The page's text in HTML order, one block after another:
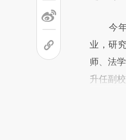
今年
业，研
师、法
升任副